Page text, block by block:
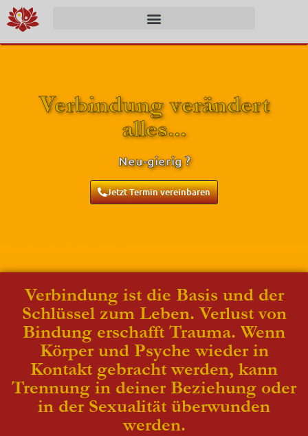
Verbindung verändert
alles...
Neu-gierig ?
Jetzt Termin vereinbaren
Verbindung ist die Basis und der
Schlüssel zum Leben. Verlust von
Bindung erschafft Trauma. Wenn
Körper und Psyche wieder in
Kontakt gebracht werden, kann
Trennung in deiner Beziehung oder
in der Sexualität überwunden
werden.